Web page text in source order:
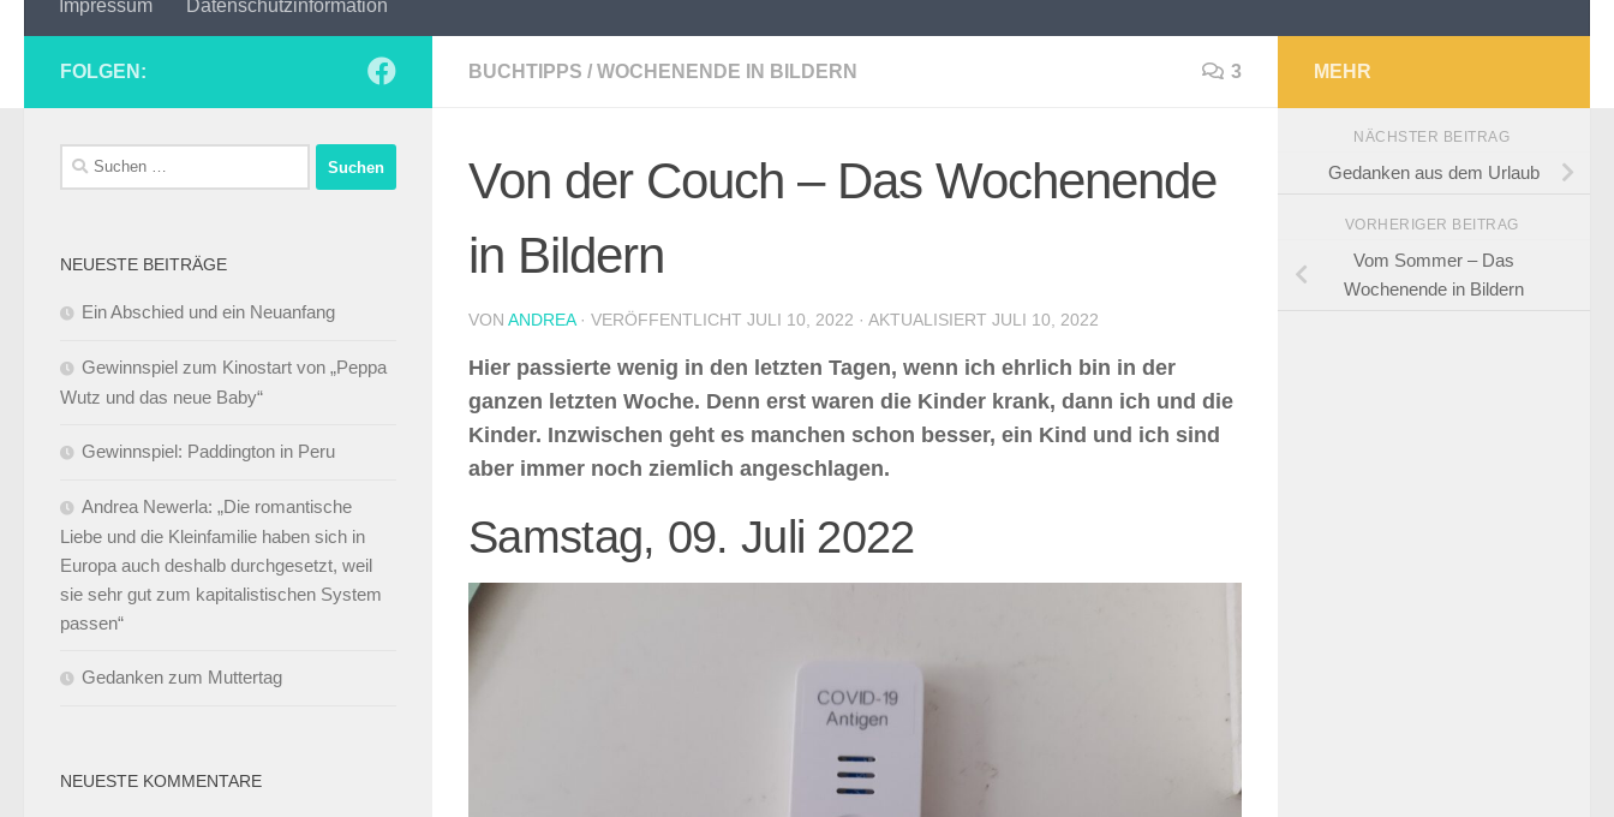
Impressum Datenschutzinformation
BUCHTIPPS / WOCHENENDE IN BILDERN 3
Von der Couch – Das Wochenende
in Bildern
VON ANDREA · VERÖFFENTLICHT JULI 10, 2022 · AKTUALISIERT JULI 10, 2022
Hier passierte wenig in den letzten Tagen, wenn ich ehrlich bin in der
ganzen letzten Woche. Denn erst waren die Kinder krank, dann ich und die
Kinder. Inzwischen geht es manchen schon besser, ein Kind und ich sind
aber immer noch ziemlich angeschlagen.
Samstag, 09. Juli 2022
FOLGEN:
Suchen
nach:
NEUESTE BEITRÄGE
Ein Abschied und ein Neuanfang
Gewinnspiel zum Kinostart von „Peppa
Wutz und das neue Baby“
Gewinnspiel: Paddington in Peru
Andrea Newerla: „Die romantische
Liebe und die Kleinfamilie haben sich in
Europa auch deshalb durchgesetzt, weil
sie sehr gut zum kapitalistischen System
passen“
Gedanken zum Muttertag
NEUESTE KOMMENTARE
MEHR
NÄCHSTER BEITRAG
Gedanken aus dem Urlaub
VORHERIGER BEITRAG
Vom Sommer – Das
Wochenende in Bildern